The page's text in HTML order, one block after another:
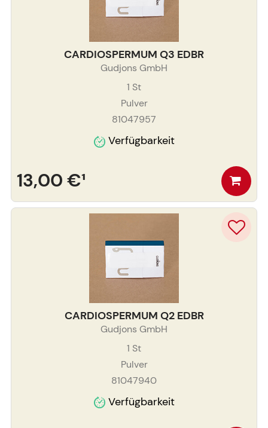
CARDIOSPERMUM Q3 EDBR
Gudjons GmbH
1 St
Pulver
81047957
Verfügbarkeit
13,00 €¹
CARDIOSPERMUM Q2 EDBR
Gudjons GmbH
1 St
Pulver
81047940
Verfügbarkeit